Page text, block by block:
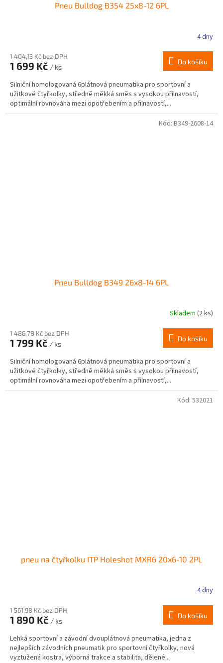
Pneu Bulldog B354 25x8-12 6PL
4 dny
1 404,13 Kč bez DPH
1 699 Kč / ks
Do košíku
Silniční homologovaná 6plátnová pneumatika pro sportovní a
užitkové čtyřkolky, středně měkká směs s vysokou přilnavostí,
optimální rovnováha mezi opotřebením a přilnavostí,...
Pneu Bulldog B349 26x8-14 6PL
Skladem (2 ks)
1 486,78 Kč bez DPH
1 799 Kč / ks
Do košíku
Silniční homologovaná 6plátnová pneumatika pro sportovní a
užitkové čtyřkolky, středně měkká směs s vysokou přilnavostí,
optimální rovnováha mezi opotřebením a přilnavostí,...
Kód: B349-2608-14
pneu na čtyřkolku ITP Holeshot MXR6 20x6-10 2PL
4 dny
1 561,98 Kč bez DPH
1 890 Kč / ks
Do košíku
Lehká sportovní a závodní dvouplátnová pneumatika, jedna z
nejlepších závodních pneumatik pro sportovní čtyřkolky, nová
vyztužená kostra, výborná trakce a stabilita, dělené...
Kód: 532021